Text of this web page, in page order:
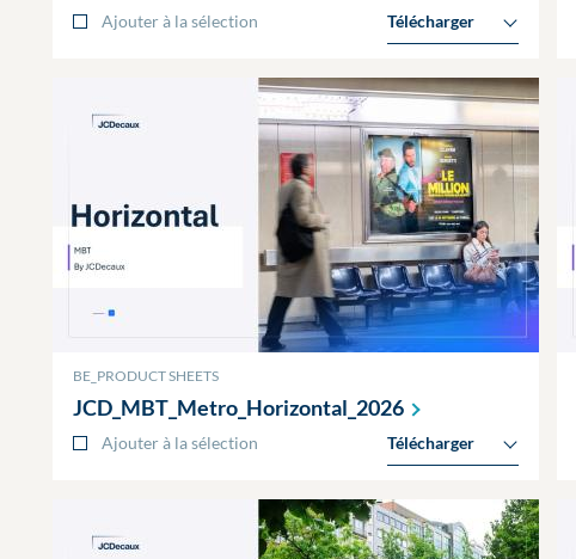
Ajouter à la sélection Télécharger
BE_PRODUCT SHEETS
JCD_MBT_Metro_Horizontal_2026
Ajouter à la sélection Télécharger